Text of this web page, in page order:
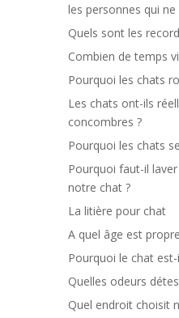
les personnes qui
Quels sont les
Combien de temps
Pourquoi les chats
Les chats ont-ils
concombres ?
Pourquoi les chats
Pourquoi faut-il
notre chat ?
La litière pour chat
A quel âge est
Pourquoi le chat
Quelles odeurs
Quel endroit choisit